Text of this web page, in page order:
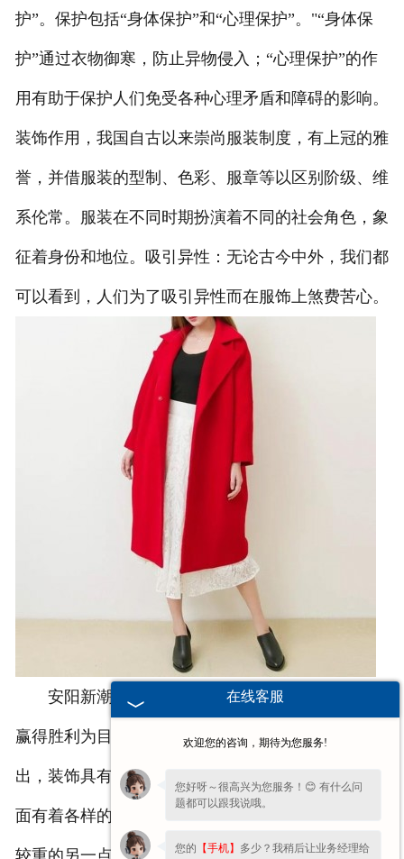
护”。保护包括“身体保护”和“心理保护”。"“身体保
护”通过衣物御寒，防止异物侵入；“心理保护”的作
用有助于保护人们免受各种心理矛盾和障碍的影响。
装饰作用，我国自古以来崇尚服装制度，有上冠的雅
誉，并借服装的型制、色彩、服章等以区别阶级、维
系伦常。服装在不同时期扮演着不同的社会角色，象
征着身份和地位。吸引异性：无论古今中外，我们都
可以看到，人们为了吸引异性而在服饰上煞费苦心。
安阳新潮服装设计学校认为服装还起到震慑敌人
赢得胜利为目的，从人类原始的社会活动中可以看
出，装饰具有震慑敌人、赢得胜利的目的很多盔甲上
面有着各样的纹饰和图案就是为了震慑敌人。然后比
在线客服
欢迎您的咨询，期待为您服务!
您好呀～很高兴为您服务！😊 有什么问
题都可以跟我说哦。
您的 【手机】 多少？我稍后让业务经理给